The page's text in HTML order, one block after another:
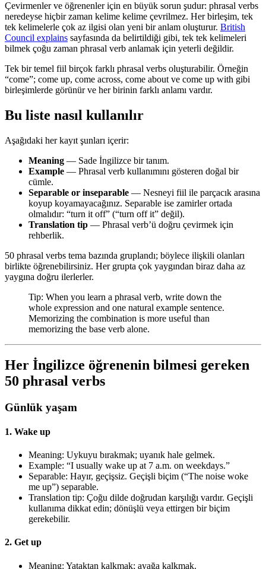
Çevirmenler ve öğrenenler için en büyük sorun şudur: phrasal verbs
neredeyse hiçbir zaman kelime kelime çevrilmez. Her birleşim, tek
tek kelimelerle çok az ilgisi olan yeni bir anlam oluşturur. British
Council explains sayfasında da belirtildiği gibi, tek tek kelimeleri
bilmek çoğu zaman phrasal verb anlamak için yeterli değildir.
Tek bir temel fiil birçok farklı phrasal verbs oluşturabilir. Örneğin
“come”; come up, come across, come about ve come up with gibi
birleşimlerde görünür ve her birinin farklı anlamı vardır.
Bu liste nasıl kullanılır
Aşağıdaki her kayıt şunları içerir:
Meaning — Sade İngilizce bir tanım.
Example — Phrasal verb kullanımını gösteren doğal bir
cümle.
Separable or inseparable — Nesneyi fiil ile parçacık arasına
koyup koyamayacağınız. Separable ise zamirler ortada
olmalıdır: “turn it off” (“turn off it” değil).
Translation tip — Phrasal verb’ü doğru çevirmek için
rehberlik.
50 phrasal verbs tema bazında gruplandı; böylece ilişkili olanları
birlikte öğrenebilirsiniz. Her grupta çok yaygından biraz daha az
yaygına doğru ilerlerler.
Tip: When you learn a phrasal verb, write down the
whole expression and one natural example sentence.
Memorizing the combination is more useful than
memorizing the base verb alone.
Her İngilizce öğrenenin bilmesi gereken
50 phrasal verbs
Günlük yaşam
1. Wake up
Meaning: Uykuyu bırakmak; uyanık hale gelmek.
Example: “I usually wake up at 7 a.m. on weekdays.”
Separable: Hayır, geçişsiz. Geçişli biçim (“The noise woke
me up”) separable.
Translation tip: Çoğu dilde doğrudan karşılığı vardır. Geçişli
kullanıma dikkat edin; dönüşlü veya ettirgen bir biçim
gerekebilir.
2. Get up
Meaning: Yataktan kalkmak; ayağa kalkmak.